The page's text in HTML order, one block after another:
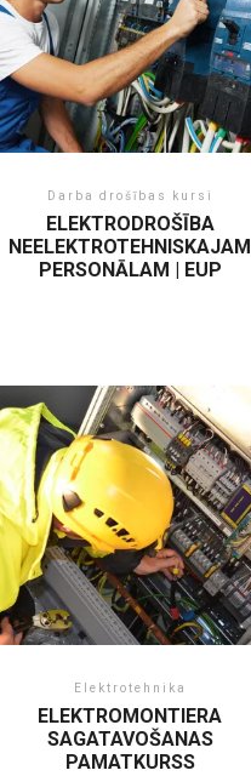
Darba drošības kursi
ELEKTRODROŠĪBA
NEELEKTROTEHNISKAJAM
PERSONĀLAM | EUP
Elektrotehnika
ELEKTROMONTIERA
SAGATAVOŠANAS
PAMATKURSS